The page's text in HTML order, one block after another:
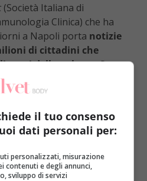
(Società Italiana di
Clinica) che ha
a Napoli porta notizie
di cittadini che
acari della polvere. Sta
nuovo farmaco
europei, in Giappone e si
evidenti:meno 34 per
e addirittura meno 40-
l’efficacia del farmaco sta
il tuo consenso
dati personali per:
personalizzati, misurazione
contenuti e degli annunci,
sviluppo di servizi